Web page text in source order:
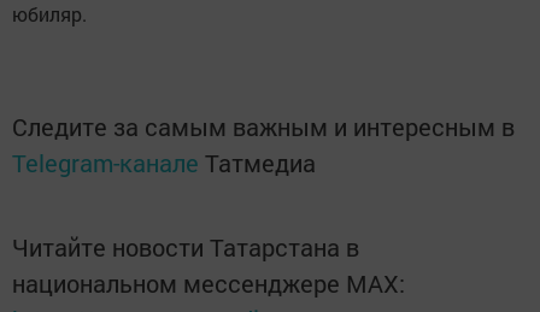
юбиляр.
Следите за самым важным и интересным в
Telegram-канале Татмедиа
Читайте новости Татарстана в
национальном мессенджере MАХ: